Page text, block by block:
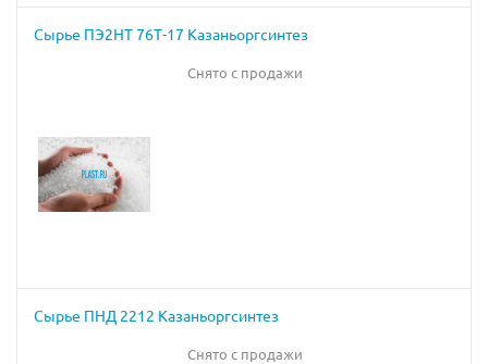
Сырье ПЭ2НТ 76Т-17 Казаньоргсинтез
Снято с продажи
Сырье ПНД 2212 Казаньоргсинтез
Снято с продажи